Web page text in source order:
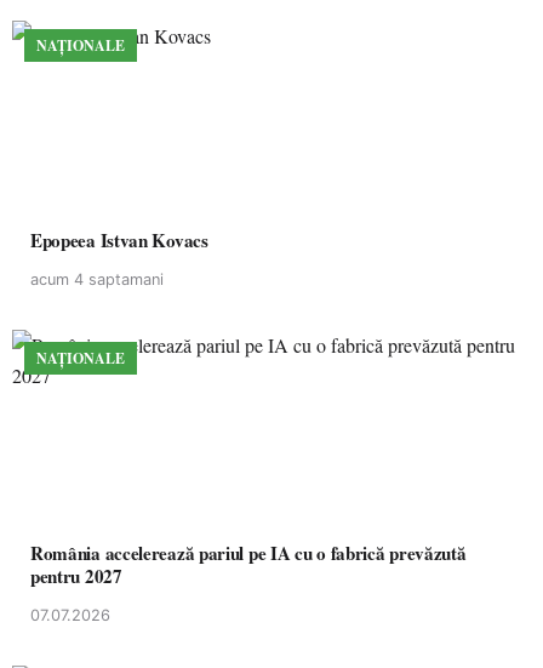
NAȚIONALE
Epopeea Istvan Kovacs
acum 4 saptamani
NAȚIONALE
România accelerează pariul pe IA cu o fabrică prevăzută
pentru 2027
07.07.2026